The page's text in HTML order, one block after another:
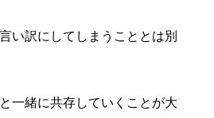
い訳にしてしまうこととは別
一緒に共存していくことが大